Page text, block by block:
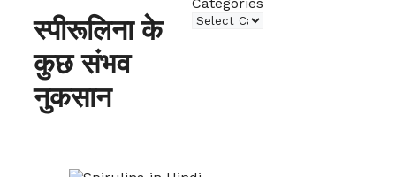
स्पीरूलिना के
कुछ संभव
नुकसान